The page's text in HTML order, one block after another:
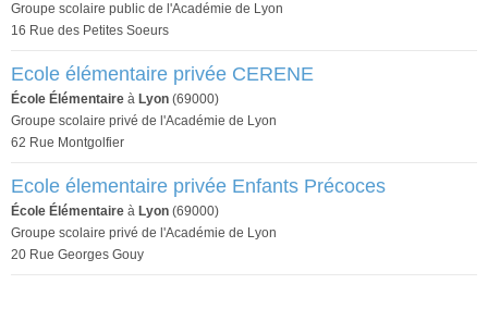
Groupe scolaire public de l'Académie de Lyon
16 Rue des Petites Soeurs
Ecole élémentaire privée CERENE
École Élémentaire à Lyon (69000)
Groupe scolaire privé de l'Académie de Lyon
62 Rue Montgolfier
Ecole élementaire privée Enfants Précoces
École Élémentaire à Lyon (69000)
Groupe scolaire privé de l'Académie de Lyon
20 Rue Georges Gouy